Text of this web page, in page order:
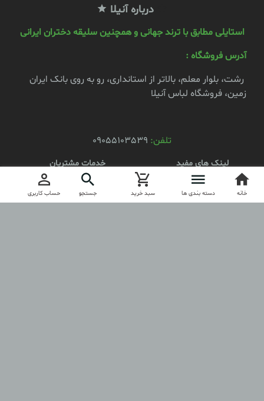
درباره آنیلا
استایلی مطابق با ترند جهانی و همچنین سلیقه دختران ایرانی
آدرس فروشگاه :
رشت، بلوار معلم، بالاتر از استانداری، رو به روی بانک ایران
زمین، فروشگاه لباس آنیلا
تلفن: 09055103539
لینک های مفید
محصولات
ثبت نام
خدمات مشتریان
کد مرسوله
خانه دسته بندی ها سبد خرید جستجو حساب کاربری